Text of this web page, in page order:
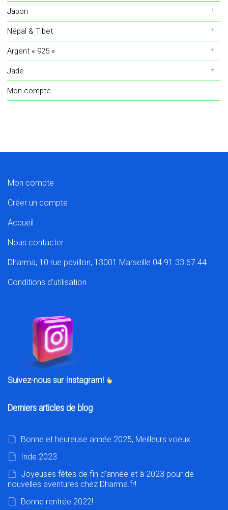
Japon
Népal & Tibet
Argent « 925 »
Jade
Mon compte
Mon compte
Créer un compte
Accueil
Nous contacter
Dharma, 10 rue pavillon, 13001 Marseille 04.91.33.67.44
Conditions d’utilisation
Suivez-nous sur Instagram!
Derniers articles de blog
Bonne et heureuse année 2025, Meilleurs voeux
Inde 2023
Joyeuses fêtes de fin d’année et à 2023 pour de
nouvelles aventures chez Dharma.fr!
Bonne rentrée 2022!